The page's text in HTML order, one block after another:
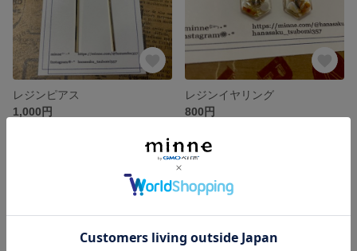
レジンピアス
1,000円
レジンイヤリング
800円